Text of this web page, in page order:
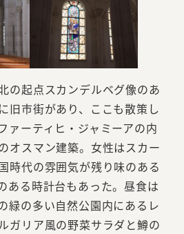
の起点スカンデルベグ像のあ
旧市街があり、ここも散策し
ァーティヒ・ジャミーアの内
オスマン建築。女性はスカー
時代の雰囲気が残り味のある
ある時計台もあった。昼食は
緑の多い自然公園内にあるレ
ガリア風の野菜サラダと鱒の